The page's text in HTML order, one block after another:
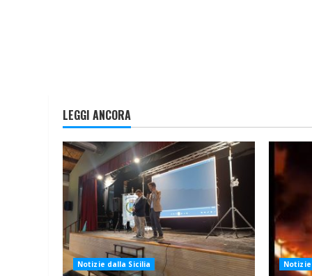
LEGGI ANCORA
Notizie dalla Sicilia